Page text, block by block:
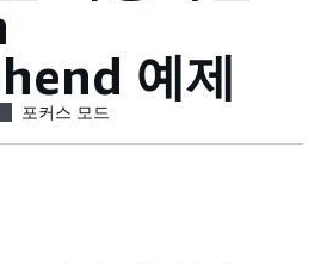
예제
포커스 모드